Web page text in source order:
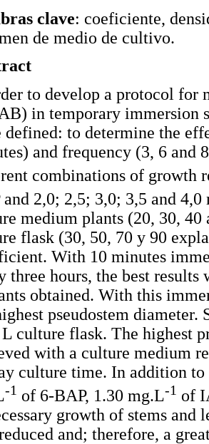
clave: coeficiente,
de medio de cultivo.
to develop a protocol
in temporary immersion
defined: to determine the
and frequency (3, 6 and
combinations of growth
2,0; 2,5; 3,0; 3,5 and 4,0
medium plants (20, 30,
flask (30, 50, 70 y 90
With 10 minutes
three hours, the best
obtained. With this
pseudostem
L culture flask. The highest
with a culture medium
culture time. In addition
-1 of 6-BAP, 1.30 mg.L-1 of
growth of stems
and; therefore, a